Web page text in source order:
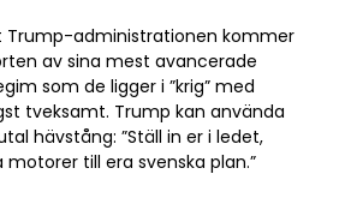
Trump-administrationen kommer
av sina mest avancerade
som de ligger i ”krig” med
tveksamt. Trump kan använda
hävstång: ”Ställ in er i ledet,
till era svenska plan.”